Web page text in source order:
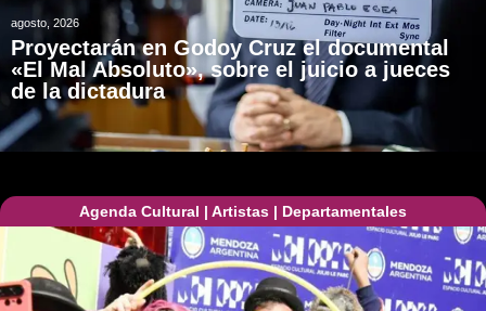
agosto, 2026
Proyectarán en Godoy Cruz el documental
«El Mal Absoluto», sobre el juicio a jueces
de la dictadura
Agenda Cultural | Artistas | Departamentales